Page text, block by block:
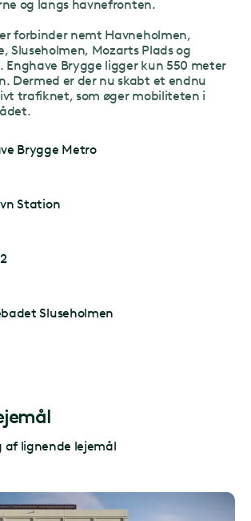
og langs havnefronten.
forbinder nemt Havneholmen,
Sluseholmen, Mozarts Plads og
Enghave Brygge ligger kun 550 meter
Dermed er der nu skabt et endnu
trafiknet, som øger mobiliteten i
Brygge Metro
Station
Sluseholmen
af lignende lejemål